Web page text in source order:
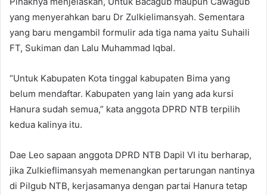
yang menyerahkan baru Dr Zulkielimansyah. Sementara
yang baru mengambil formulir ada tiga nama yaitu Suhaili
FT, Sukiman dan Lalu Muhammad Iqbal.
“Untuk Kabupaten Kota tinggal kabupaten Bima yang
belum mendaftar. Kabupaten yang lain yang ada kursi
Hanura sudah semua,” kata anggota DPRD NTB terpilih
kedua kalinya itu.
Dae Leo sapaan anggota DPRD NTB Dapil VI itu berharap,
jika Zulkieflimansyah memenangkan pertarungan nantinya
di Pilgub NTB, kerjasamanya dengan partai Hanura tetap